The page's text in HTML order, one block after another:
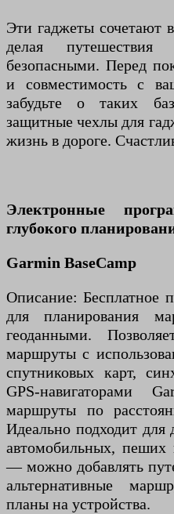
Эти гаджеты сочетают
делая
безопасными. Перед
и совместимость с
забудьте о таких
защитные чехлы для
жизнь в дороге.
Электронные
глубокого
Garmin BaseCamp
Описание: Бесплатное
для планирования
геоданными.
маршруты с
спутниковых карт,
GPS-навигаторами
маршруты по
Идеально подходит для
автомобильных, пеших
— можно добавлять
альтернативные
планы на устройства.